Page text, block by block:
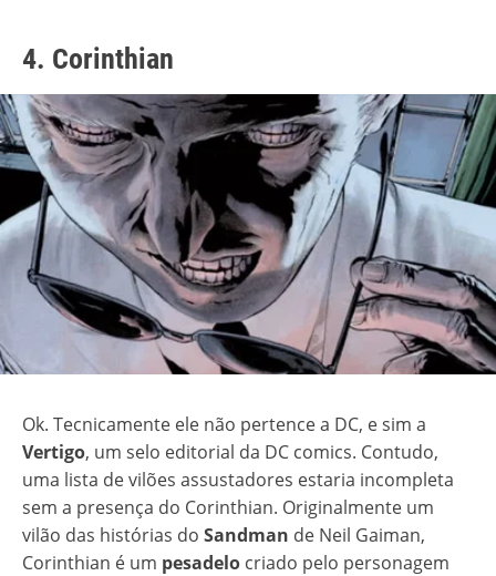
4. Corinthian
Ok. Tecnicamente ele não pertence a DC, e sim a
Vertigo, um selo editorial da DC comics. Contudo,
uma lista de vilões assustadores estaria incompleta
sem a presença do Corinthian. Originalmente um
vilão das histórias do Sandman de Neil Gaiman,
Corinthian é um pesadelo criado pelo personagem